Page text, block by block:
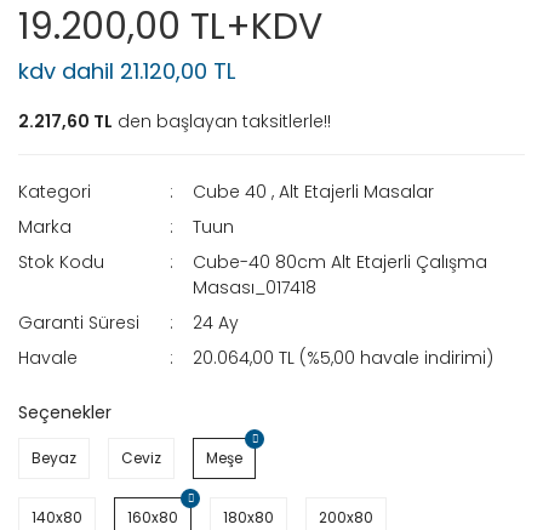
19.200,00 TL+KDV
kdv dahil 21.120,00 TL
2.217,60 TL den başlayan taksitlerle!!
Kategori Cube 40 ,Alt Etajerli Masalar
Marka
Tuun
Stok Kodu
Cube-40 80cm Alt Etajerli Çalışma
Masası_017418
Garanti Süresi
24 Ay
Havale
20.064,00 TL (%5,00 havale indirimi)
Seçenekler
Beyaz Ceviz Meşe
140x80 160x80 180x80 200x80